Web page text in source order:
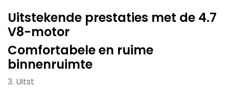
Uitstekende prestaties met de 4.7
V8-motor
Comfortabele en ruime
binnenruimte
3. Uitst